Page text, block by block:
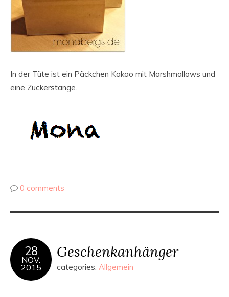
In der Tüte ist ein Päckchen Kakao mit Marshmallows und
eine Zuckerstange.
0 comments
28
NOV.
2015
Geschenkanhänger
categories: Allgemein